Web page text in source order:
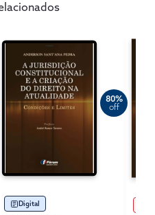
80%
off
Digital